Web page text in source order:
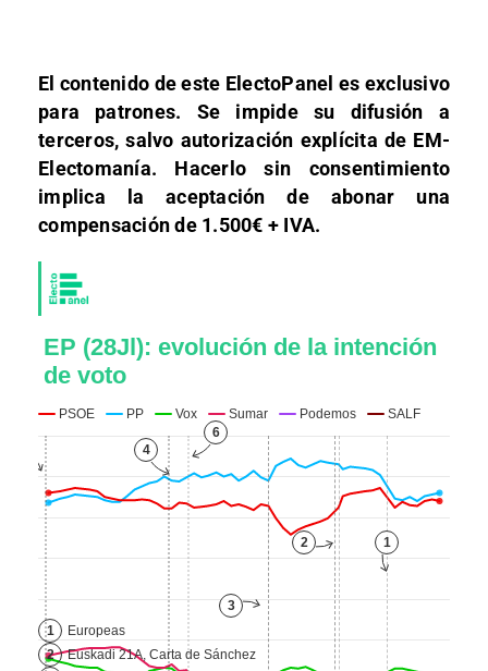
El contenido de este ElectoPanel es exclusivo
para patrones. Se impide su difusión a
terceros, salvo autorización explícita de EM-
Electomanía. Hacerlo sin consentimiento
implica la aceptación de abonar una
compensación de 1.500€ + IVA.